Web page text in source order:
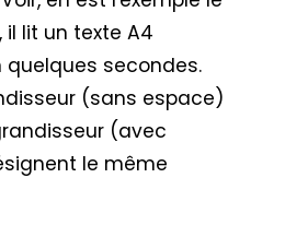
il lit un texte A4
secondes.
(sans espace)
(avec
le même